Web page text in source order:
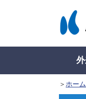
病名
入院に
病院概
病名
ホーム